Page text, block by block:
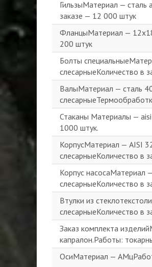
ГильзыМатериал — сталь
заказе — 12 000 штук
ФланцыМатериал —
200 штук
Болты
слесарныеКоличество в
ВалыМатериал — сталь
Стаканы Материалы —
1000 штук.
КорпусМатериал — AISI
слесарныеКоличество в
Корпус насосаМатериал
слесарныеКоличество в
Втулки из
слесарныеКоличество в
Заказ комплекта
капралон.Работы:
ОсиМатериал —